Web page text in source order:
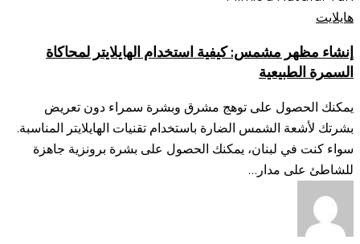
مشمس:
استخدام
الهايلايتر
لمحاكاة
السمرة
الطبيعية
هايلايت
إنشاء مظهر مشمس: كيفية استخدام الهايلايتر لمحاكاة
السمرة الطبيعية
يمكنك الحصول على توهج مشرق وبشرة سمراء دون تعريض
بشرتك لأشعة الشمس الضارة باستخدام تقنيات الهايلايتر المناسبة.
سواء كنت في لبنان، يمكنك الحصول على بشرة برونزية جاهزة
للشاطئ على مدار…